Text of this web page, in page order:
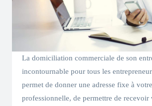
La domiciliation commerciale de son
incontournable pour tous les
permet de donner une adresse fixe à
professionnelle, de permettre de recevoir